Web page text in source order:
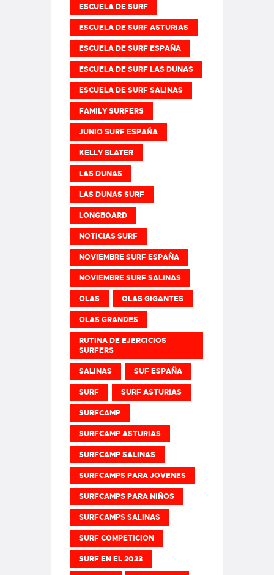
ESCUELA DE SURF
ESCUELA DE SURF ASTURIAS
ESCUELA DE SURF ESPAÑA
ESCUELA DE SURF LAS DUNAS
ESCUELA DE SURF SALINAS
FAMILY SURFERS
JUNIO SURF ESPAÑA
KELLY SLATER
LAS DUNAS
LAS DUNAS SURF
LONGBOARD
NOTICIAS SURF
NOVIEMBRE SURF ESPAÑA
NOVIEMBRE SURF SALINAS
OLAS OLAS GIGANTES
OLAS GRANDES
RUTINA DE EJERCICIOS
SURFERS
SALINAS SUF ESPAÑA
SURF SURF ASTURIAS
SURFCAMP
SURFCAMP ASTURIAS
SURFCAMP SALINAS
SURFCAMPS PARA JOVENES
SURFCAMPS PARA NIÑOS
SURFCAMPS SALINAS
SURF COMPETICION
SURF EN EL 2023